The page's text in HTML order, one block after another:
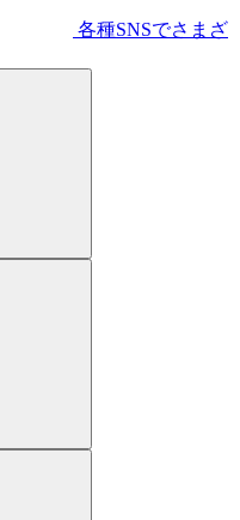
各種SNSでさまざ